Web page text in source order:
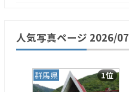
人気写真ページ 2026/07
群馬県 1位